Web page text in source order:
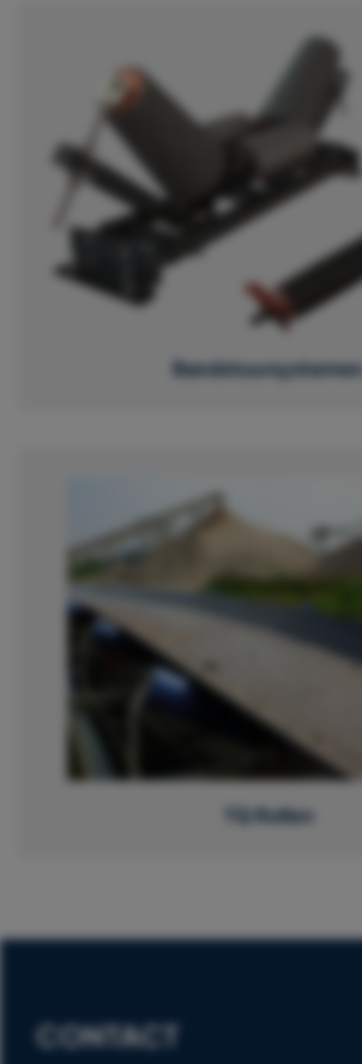
Bandstuursystemen
TQ Rollen
CONTACT